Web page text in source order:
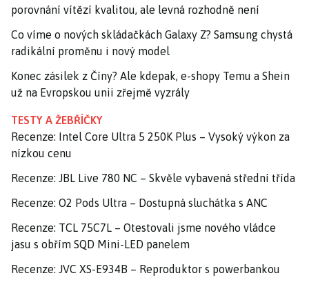
porovnání vítězí kvalitou, ale levná rozhodně není
Co víme o nových skládačkách Galaxy Z? Samsung chystá
radikální proměnu i nový model
Konec zásilek z Číny? Ale kdepak, e-shopy Temu a Shein
už na Evropskou unii zřejmě vyzrály
TESTY A ŽEBŘÍČKY
Recenze: Intel Core Ultra 5 250K Plus – Vysoký výkon za
nízkou cenu
Recenze: JBL Live 780 NC – Skvěle vybavená střední třída
Recenze: O2 Pods Ultra – Dostupná sluchátka s ANC
Recenze: TCL 75C7L – Otestovali jsme nového vládce
jasu s obřím SQD Mini-LED panelem
Recenze: JVC XS-E934B – Reproduktor s powerbankou